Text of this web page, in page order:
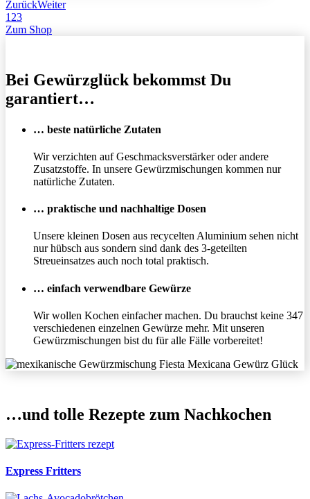
ZurückWeiter
1 23
Zum Shop
Bei Gewürzglück bekommst Du
garantiert…
… beste natürliche Zutaten
Wir verzichten auf Geschmacksverstärker oder andere
Zusatzstoffe. In unsere Gewürzmischungen kommen nur
natürliche Zutaten.
… praktische und nachhaltige Dosen
Unsere kleinen Dosen aus recycelten Aluminium sehen nicht
nur hübsch aus sondern sind dank des 3-geteilten
Streueinsatzes auch noch total praktisch.
… einfach verwendbare Gewürze
Wir wollen Kochen einfacher machen. Du brauchst keine 347
verschiedenen einzelnen Gewürze mehr. Mit unseren
Gewürzmischungen bist du für alle Fälle vorbereitet!
…und tolle Rezepte zum Nachkochen
Express Fritters